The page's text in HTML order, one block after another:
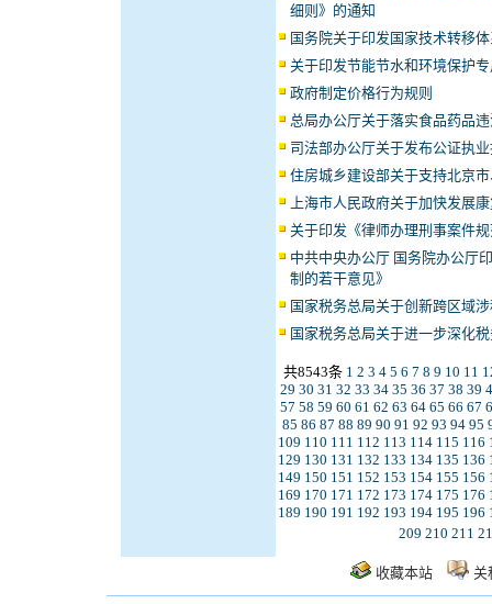
细则》的通知
国务院关于印发国家技术转移
关于印发节能节水和环境保护
政府制定价格行为规则
总局办公厅关于落实食品药品
司法部办公厅关于发布公证执
住房城乡建设部关于支持北京
上海市人民政府关于加快发展
关于印发《律师办理刑事案件
中共中央办公厅 国务院办公厅
制的若干意见》
国家税务总局关于创新跨区域
国家税务总局关于进一步深化
共8543条 1 2 3 4 5 6 7 8 9 10 11
29 30 31 32 33 34 35 36 37 38 39
57 58 59 60 61 62 63 64 65 66 67
85 86 87 88 89 90 91 92 93 94 95
109 110 111 112 113 114 115 116
129 130 131 132 133 134 135 136
149 150 151 152 153 154 155 156
169 170 171 172 173 174 175 176
189 190 191 192 193 194 195 196
209 210 211
收藏本站 关